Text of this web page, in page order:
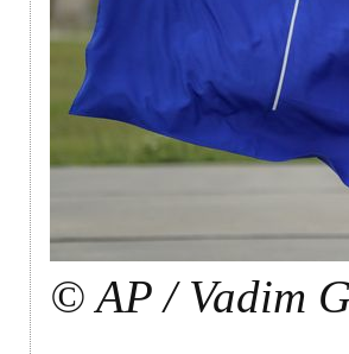
© AP / Vadim